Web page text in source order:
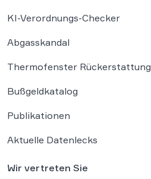
KI-Verordnungs-Checker
Abgasskandal
Thermofenster Rückerstattung
Bußgeldkatalog
Publikationen
Aktuelle Datenlecks
Wir vertreten Sie